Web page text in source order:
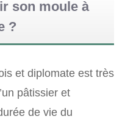
son moule à
?
et diplomate est très
pâtissier et
de vie du